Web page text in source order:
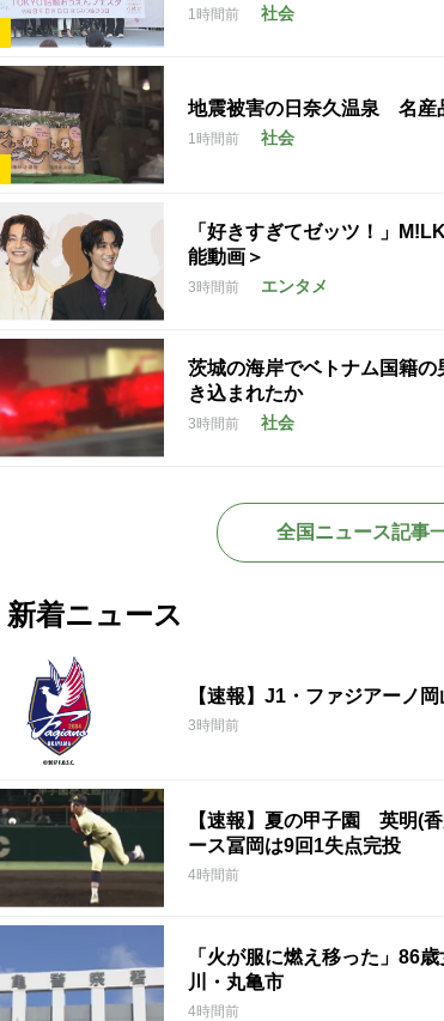
1時間前 社会
地震被害の日奈久温泉 名産
1時間前 社会
「好きすぎてゼッツ！」
能動画＞
3時間前 エンタメ
茨城の海岸でベトナム国籍
き込まれたか
3時間前 社会
全国ニュース記事
新着ニュース
【速報】J1・ファジアー
3時間前
【速報】夏の甲子園 英明(
ース冨岡は9回1失点完投
4時間前
「火が服に燃え移った」
川・丸亀市
4時間前